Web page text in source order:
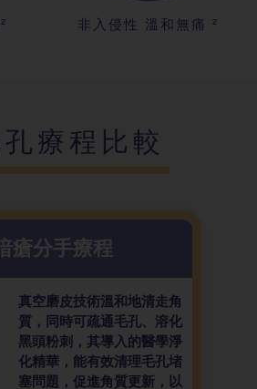
非入侵性 溫和無痛 ²
療程比較
瘡分手療程
真空磨皮技術溫和地清走角
質，同時可疏通毛孔、溶化
黑頭粉刺，其導入的醫學淨
化精華，能有效清理毛孔堵
塞問題，促進角質更新，以